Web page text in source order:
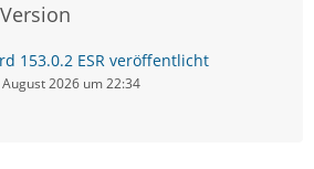
153.0.2 ESR veröffentlicht
2026 um 22:34